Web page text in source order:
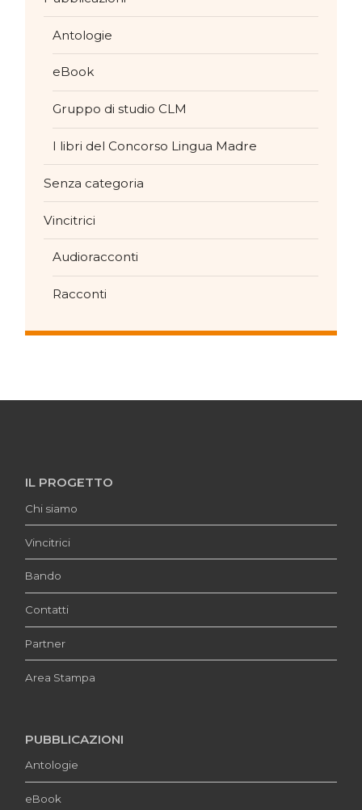
Antologie
eBook
Gruppo di studio CLM
I libri del Concorso Lingua Madre
Senza categoria
Vincitrici
Audioracconti
Racconti
IL PROGETTO
Chi siamo
Vincitrici
Bando
Contatti
Partner
Area Stampa
PUBBLICAZIONI
Antologie
eBook